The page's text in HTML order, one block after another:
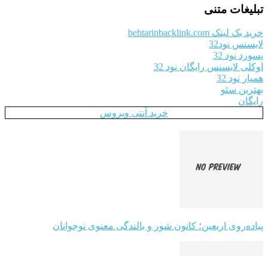
تبلیغات متنی
خرید بک لینک behtarinbacklink.com
لایسنس نود32
پسورد نود 32
اوکلی لایسنس رایگان نود 32
همیار نود 32
بهترین سئو
رایگان
خرید آنتی ویروس
پیاده‌روی اربعین؛ کانون شور و بالندگی معنوی نوجوانان